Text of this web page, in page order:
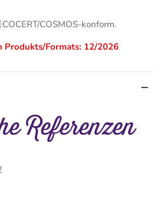
COSMOS-konform.
Produkts/Formats: 12/2026
Referenzen